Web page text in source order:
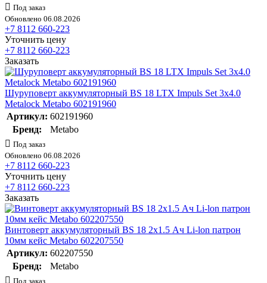
Под заказ
Обновлено 06.08.2026
+7 8112 660-223
Уточнить цену
+7 8112 660-223
Заказать
Шуруповерт аккумуляторный BS 18 LTX Impuls Set 3х4.0
Metalock Metabo 602191960
Артикул: 602191960
Бренд:
Metabo
Под заказ
Обновлено 06.08.2026
+7 8112 660-223
Уточнить цену
+7 8112 660-223
Заказать
Винтоверт аккумуляторный BS 18 2х1.5 Ач Li-lon патрон
10мм кейс Metabo 602207550
Артикул: 602207550
Бренд:
Metabo
Под заказ